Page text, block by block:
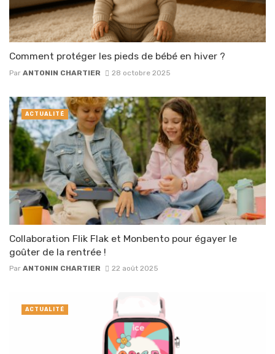
Comment protéger les pieds de bébé en hiver ?
Par ANTONIN CHARTIER 28 octobre 2025
Collaboration Flik Flak et Monbento pour égayer le
goûter de la rentrée !
Par ANTONIN CHARTIER 22 août 2025
ACTUALITÉ
ACTUALITÉ